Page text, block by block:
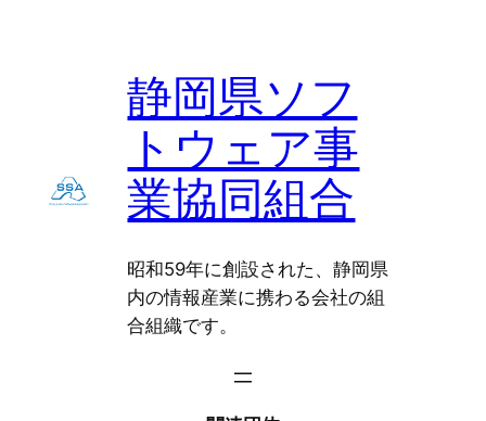
静岡県ソフ
トウェア事
業協同組合
昭和59年に創設された、静岡県
内の情報産業に携わる会社の組
合組織です。